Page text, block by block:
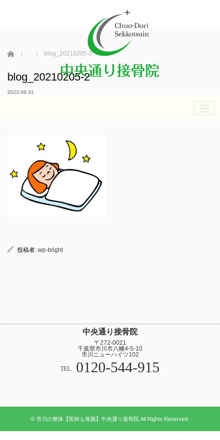
ホーム blog_20210205-2
blog_20210205-2
2023.08.31
投稿者: wp-bright
中央通り接骨院
〒272-0021
千葉県市川市八幡4-5-10
市川ニューハイツ102
TEL. 0120-544-915
© 市川の整体【医師も推薦】中央通り接骨院 All Rights Reserved.